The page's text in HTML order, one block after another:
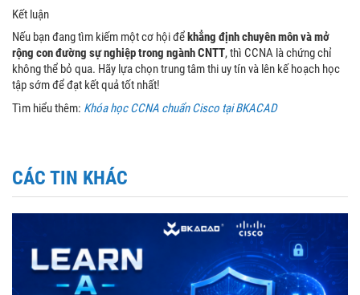
Kết luận
Nếu bạn đang tìm kiếm một cơ hội đểkhẳng định chuyên môn và mở
rộng con đường sự nghiệp trong ngành CNTT, thì CCNA là chứng chỉ
không thể bỏ qua. Hãy lựa chọn trung tâm thi uy tín và lên kế hoạch học
tập sớm để đạt kết quả tốt nhất!
Tìm hiểu thêm: Khóa học CCNA chuẩn Cisco tại BKACAD
CÁC TIN KHÁC